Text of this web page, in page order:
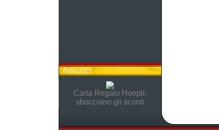
Annunci
Carta Regalo Hoepli:
sbocciano gli sconti